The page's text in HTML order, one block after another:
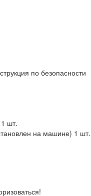
по безопасности
шт.
на машине) 1 шт.